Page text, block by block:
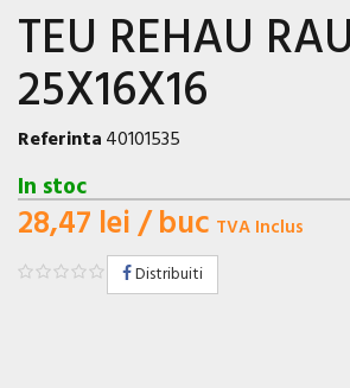
TEU REHAU
25X16X16
Referinta40101535
In stoc
28,47 lei/ buc TVA Inclus
Distribuiti